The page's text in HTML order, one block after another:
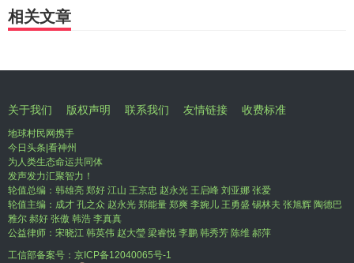
相关文章
关于我们 版权声明 联系我们 友情链接 收费标准
地球村民网携手
今日头条|看神州
为人类生态命运共同体
发声发力汇聚智力！
轮值总编：韩雄亮 郑好 江山 王京忠 赵永光 王启峰 刘亚娜 张爱
轮值主编：成才 孔之众 赵永光 郑能量 郑爽 李婉儿 王勇盛 锡林夫 张旭辉 陶德巴
雅尔 郝好 张傲 韩浩 李真真
公益律师：宋晓江 韩英伟 赵大瑩 梁睿悦 李鹏 韩秀芳 陈维 郝萍
工信部备案号： 京ICP备12040065号-1